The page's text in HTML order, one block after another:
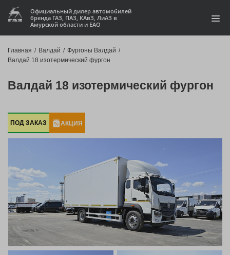
Официальный дилер автомобилей
бренда ГАЗ, ПАЗ, КАвЗ, ЛиАЗ в
Амурской области и ЕАО
Запчасти
Услуги и сервис
Акции
Контакты
Производство автофургонов
Автомобили
Главная / Валдай / Фургоны Валдай /
Валдай 18 изотермический фургон
Валдай 18 изотермический фургон
ПОД ЗАКАЗ АКЦИЯ